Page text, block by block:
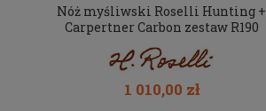
Nóż myśliwski Roselli Hunting +
Carpertner Carbon zestaw R190
1 010,00 zł